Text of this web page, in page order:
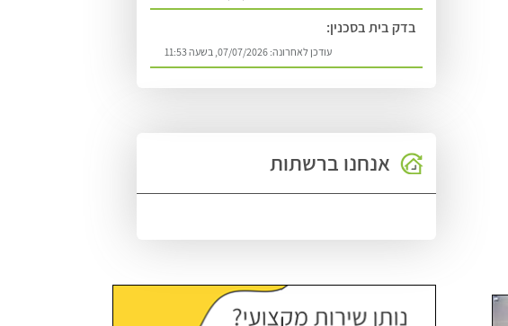
בדק בית בסכנין:
עודכן לאחרונה: 07/07/2026, בשעה 11:53
אנחנו ברשתות